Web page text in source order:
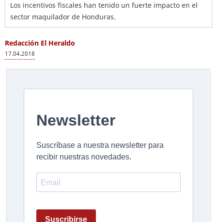
Los incentivos fiscales han tenido un fuerte impacto en el
sector maquilador de Honduras.
Redacción El Heraldo
17.04.2018